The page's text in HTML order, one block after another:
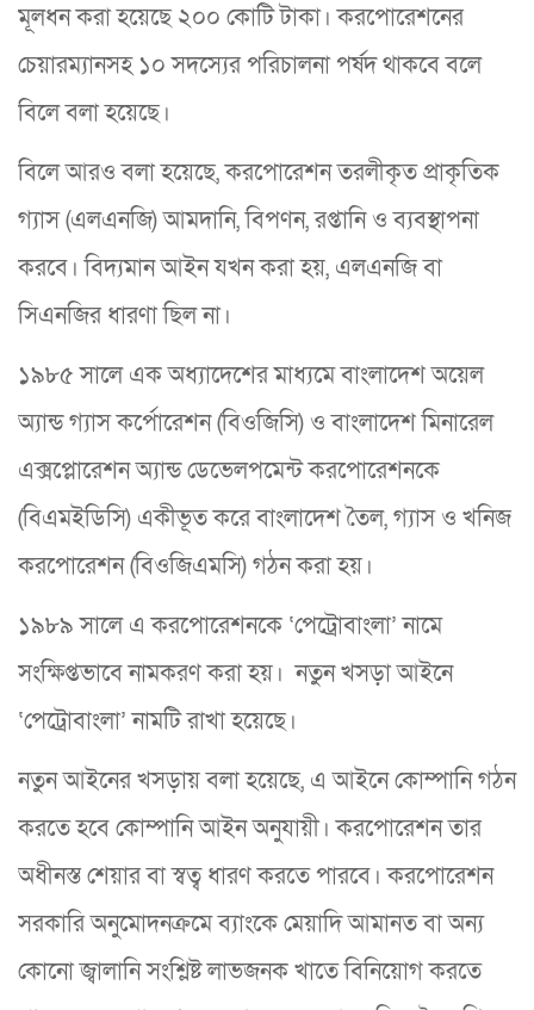
মূলধন করা হয়েছে ২০০ কোটি টাকা। করপোরেশনের
চেয়ারম্যানসহ ১০ সদস্যের পরিচালনা পর্ষদ থাকবে বলে
বিলে বলা হয়েছে।
বিলে আরও বলা হয়েছে, করপোরেশন তরলীকৃত প্রাকৃতিক
গ্যাস (এলএনজি) আমদানি, বিপণন, রপ্তানি ও ব্যবস্থাপনা
করবে। বিদ্যমান আইন যখন করা হয়, এলএনজি বা
সিএনজির ধারণা ছিল না।
১৯৮৫ সালে এক অধ্যাদেশের মাধ্যমে বাংলাদেশ অয়েল
অ্যান্ড গ্যাস কর্পোরেশন (বিওজিসি) ও বাংলাদেশ মিনারেল
এক্সপ্লোরেশন অ্যান্ড ডেভেলপমেন্ট করপোরেশনকে
(বিএমইডিসি) একীভূত করে বাংলাদেশ তৈল, গ্যাস ও খনিজ
করপোরেশন (বিওজিএমসি) গঠন করা হয়।
১৯৮৯ সালে এ করপোরেশনকে ‘পেট্রোবাংলা’ নামে
সংক্ষিপ্তভাবে নামকরণ করা হয়। নতুন খসড়া আইনে
‘পেট্রোবাংলা’ নামটি রাখা হয়েছে।
নতুন আইনের খসড়ায় বলা হয়েছে, এ আইনে কোম্পানি গঠন
করতে হবে কোম্পানি আইন অনুযায়ী। করপোরেশন তার
অধীনস্ত শেয়ার বা স্বত্ব ধারণ করতে পারবে। করপোরেশন
সরকারি অনুমোদনক্রমে ব্যাংকে মেয়াদি আমানত বা অন্য
কোনো জ্বালানি সংশ্লিষ্ট লাভজনক খাতে বিনিয়োগ করতে